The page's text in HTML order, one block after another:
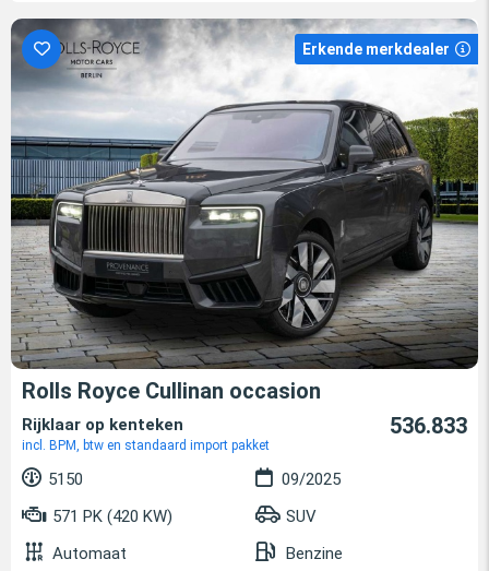
Erkende merkdealer
Rolls Royce Cullinan occasion
Rijklaar op kenteken
incl. BPM, btw en standaard import pakket
536.833
5150
09/2025
571 PK (420 KW)
SUV
Automaat
Benzine